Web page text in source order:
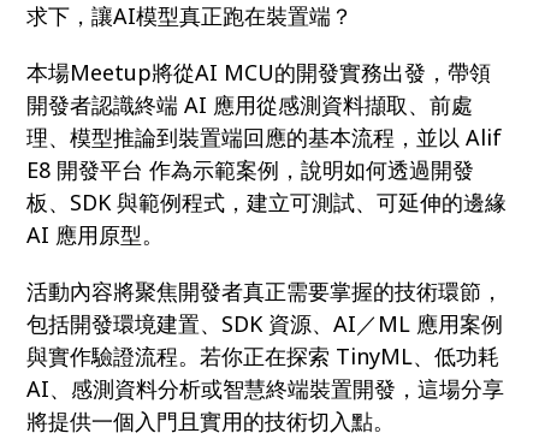
求下，讓AI模型真正跑在裝置端？
本場Meetup將從AI MCU的開發實務出發，帶領
開發者認識終端 AI 應用從感測資料擷取、前處
理、模型推論到裝置端回應的基本流程，並以 Alif
E8 開發平台 作為示範案例，說明如何透過開發
板、SDK 與範例程式，建立可測試、可延伸的邊緣
AI 應用原型。
活動內容將聚焦開發者真正需要掌握的技術環節，
包括開發環境建置、SDK 資源、AI／ML 應用案例
與實作驗證流程。若你正在探索 TinyML、低功耗
AI、感測資料分析或智慧終端裝置開發，這場分享
將提供一個入門且實用的技術切入點。